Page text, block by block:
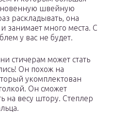
швейную
раскладывать, она
занимает много места. С
у вас не будет.
стичерам может стать
Он похож на
укомплектован
Он сможет
на весу штору. Степлер